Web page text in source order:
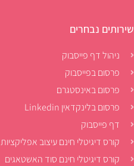
שירותים נבחרים
ניהול דף פייסבוק
פרסום בפייסבוק
פרסום באינסטגרם
פרסום בלינקדאין Linkedin
דף פייסבוק
קורס דיגיטלי חינם עיצוב אפליקציות
קורס דיגיטלי חינם סוד האשטאגים